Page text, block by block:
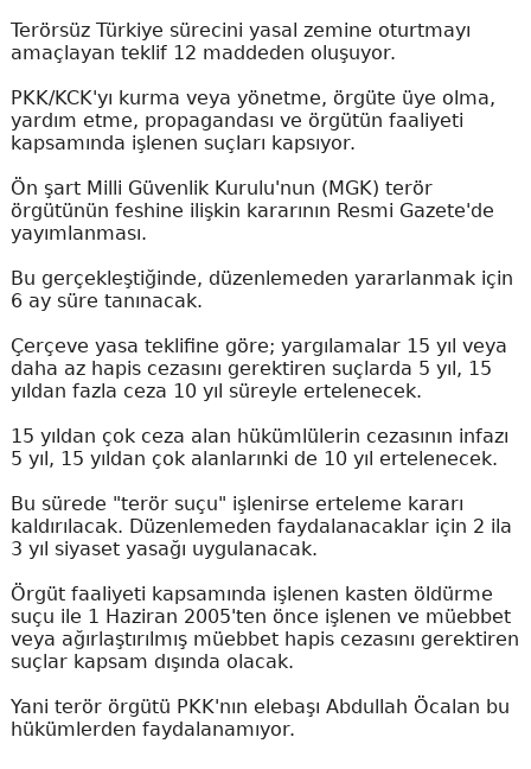
Terörsüz Türkiye sürecini yasal zemine oturtmayı
amaçlayan teklif 12 maddeden oluşuyor.
PKK/KCK'yı kurma veya yönetme, örgüte üye olma,
yardım etme, propagandası ve örgütün faaliyeti
kapsamında işlenen suçları kapsıyor.
Ön şart Milli Güvenlik Kurulu'nun (MGK) terör
örgütünün feshine ilişkin kararının Resmi Gazete'de
yayımlanması.
Bu gerçekleştiğinde, düzenlemeden yararlanmak için
6 ay süre tanınacak.
Çerçeve yasa teklifine göre; yargılamalar 15 yıl veya
daha az hapis cezasını gerektiren suçlarda 5 yıl, 15
yıldan fazla ceza 10 yıl süreyle ertelenecek.
15 yıldan çok ceza alan hükümlülerin cezasının infazı
5 yıl, 15 yıldan çok alanlarınki de 10 yıl ertelenecek.
Bu sürede "terör suçu" işlenirse erteleme kararı
kaldırılacak. Düzenlemeden faydalanacaklar için 2 ila
3 yıl siyaset yasağı uygulanacak.
Örgüt faaliyeti kapsamında işlenen kasten öldürme
suçu ile 1 Haziran 2005'ten önce işlenen ve müebbet
veya ağırlaştırılmış müebbet hapis cezasını gerektiren
suçlar kapsam dışında olacak.
Yani terör örgütü PKK'nın elebaşı Abdullah Öcalan bu
hükümlerden faydalanamıyor.